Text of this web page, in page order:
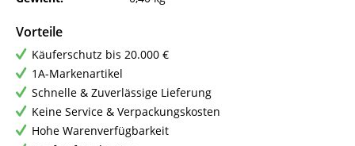
Vorteile
Käuferschutz bis 20.000 €
1A-Markenartikel
Schnelle & Zuverlässige Lieferung
Keine Service & Verpackungskosten
Hohe Warenverfügbarkeit